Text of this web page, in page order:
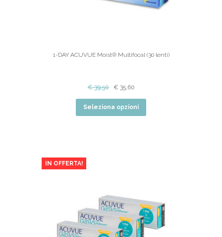
1-DAY ACUVUE Moist® Multifocal (30 lenti)
€39,50 € 35,60
Seleziona opzioni
IN OFFERTA!